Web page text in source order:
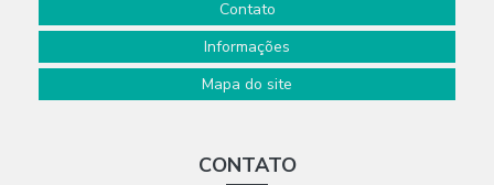
Contato
Informações
Mapa do site
CONTATO